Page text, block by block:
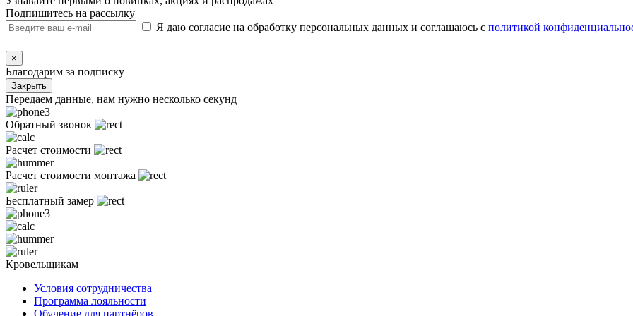
Подпишитесь на рассылку
Я даю согласие на обработку персональных данных и соглашаюсь с политикой
×
Благодарим за подписку
Закрыть
Передаем данные, нам нужно несколько секунд
Обратный звонок
Расчет стоимости
Расчет стоимости монтажа
Бесплатный замер
Кровельщикам
Условия сотрудничества
Программа лояльности